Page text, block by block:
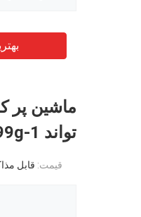
ماشين پر
تواند 1-9999g را پر کند
قیمت: قابل